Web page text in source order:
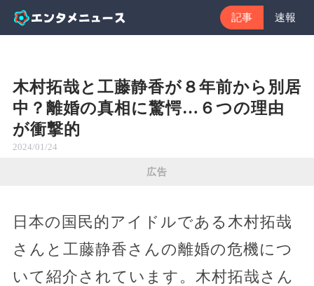
記事 速報
木村拓哉と工藤静香が８年前から別居
中？離婚の真相に驚愕…６つの理由
が衝撃的
2024/01/24
広告
日本の国民的アイドルである木村拓哉
さんと工藤静香さんの離婚の危機につ
いて紹介されています。木村拓哉さん